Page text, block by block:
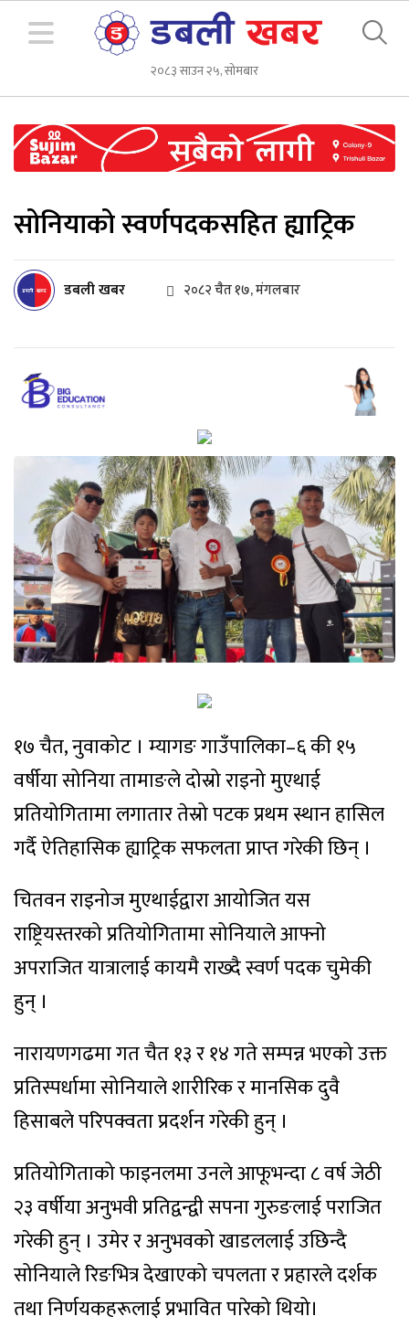
२०८३ साउन २५, सोमबार
सोनियाको स्वर्णपदकसहित ह्याट्रिक
डबली खबर २०८२ चैत १७, मंगलबार
१७ चैत, नुवाकोट । म्यागङ गाउँपालिका–६ की १५
वर्षीया सोनिया तामाङले दोस्रो राइनो मुएथाई
प्रतियोगितामा लगातार तेस्रो पटक प्रथम स्थान हासिल
गर्दै ऐतिहासिक ह्याट्रिक सफलता प्राप्त गरेकी छिन् ।
चितवन राइनोज मुएथाईद्वारा आयोजित यस
राष्ट्रियस्तरको प्रतियोगितामा सोनियाले आफ्नो
अपराजित यात्रालाई कायमै राख्दै स्वर्ण पदक चुमेकी
हुन् ।
नारायणगढमा गत चैत १३ र १४ गते सम्पन्न भएको उक्त
प्रतिस्पर्धामा सोनियाले शारीरिक र मानसिक दुवै
हिसाबले परिपक्वता प्रदर्शन गरेकी हुन् ।
प्रतियोगिताको फाइनलमा उनले आफूभन्दा ८ वर्ष जेठी
२३ वर्षीया अनुभवी प्रतिद्वन्द्वी सपना गुरुङलाई पराजित
गरेकी हुन् । उमेर र अनुभवको खाडललाई उछिन्दै
सोनियाले रिङभित्र देखाएको चपलता र प्रहारले दर्शक
तथा निर्णयकहरूलाई प्रभावित पारेको थियो।